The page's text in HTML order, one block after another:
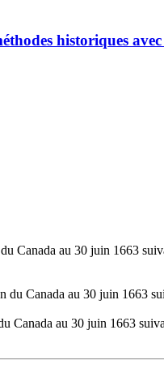
historiques
Canada au 30 juin 1663
du Canada au 30 juin 1663
Canada au 30 juin 1663